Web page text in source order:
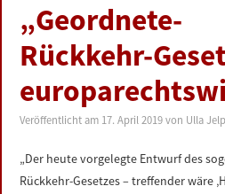
BUNDESTAG
PRESSE
ZUR PERSON
LINKS
„Geordnete-
Rückkehr-
Veröffentlicht am 17. April 2019 von Ulla
„Der heute vorgelegte Entwurf des
Rückkehr-Gesetzes – treffender wäre